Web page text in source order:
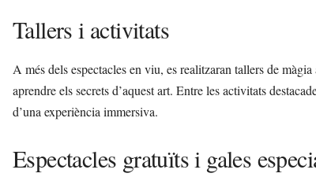
Tallers i activitats
A més dels espectacles en viu, es realitzaran tallers de màgia
aprendre els secrets d’aquest art. Entre les activitats
d’una experiència immersiva.
Espectacles gratuïts i gales